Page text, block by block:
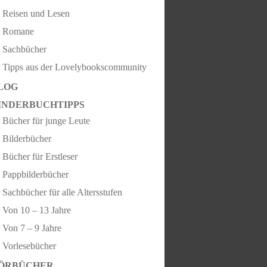
Reisen und Lesen
Romane
Sachbücher
Tipps aus der Lovelybookscommunity
Bücher für junge Leute
Bilderbücher
Bücher für Erstleser
Pappbilderbücher
Sachbücher für alle Altersstufen
Von 10 – 13 Jahre
Von 7 – 9 Jahre
Vorlesebücher